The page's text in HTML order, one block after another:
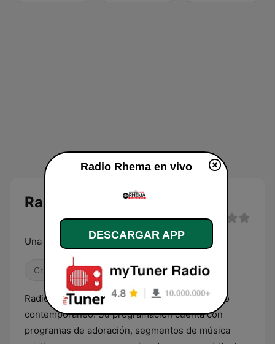
Radio Rhema en vivo
Una voz que viene del cielo
Cristiana
Radio Rhema es una emisora de corte cristiano
contemporáneo. Su programación cuenta con
programas de adoración, segmentos de música
Radio Rhema en vivo
DESCARGAR APP